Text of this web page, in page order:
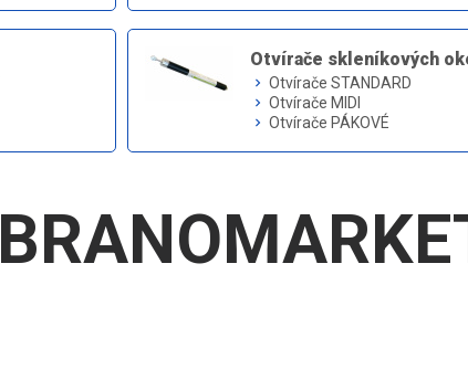
Otvírače skleníkových
keyboard_arrow_right Otvírače STANDARD
keyboard_arrow_right Otvírače MIDI
keyboard_arrow_right Otvírače PÁKOVÉ